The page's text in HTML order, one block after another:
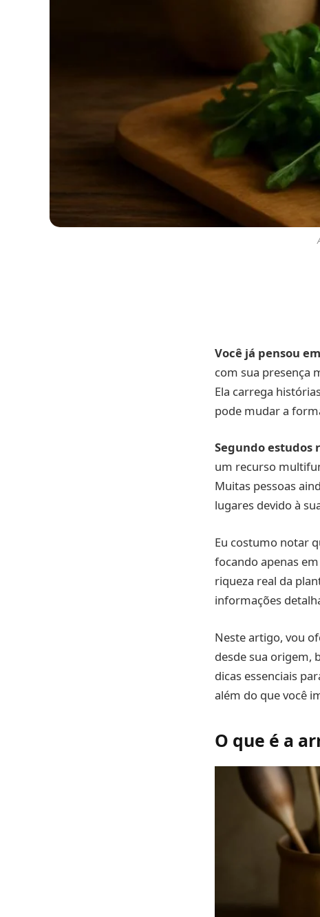
Você já pensou
com sua presença
Ela carrega
pode mudar a
Segundo estudos
um recurso
Muitas pessoas
lugares devido à
Eu costumo notar
focando apenas
riqueza real da
informações
Neste artigo, vou
desde sua origem,
dicas essenciais
além do que você
O que é a